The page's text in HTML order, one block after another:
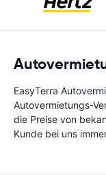
EasyTerra
Autovermietungs-
die Preise von
Kunde bei uns